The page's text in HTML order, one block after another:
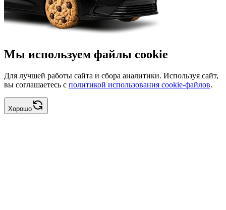
Мы используем файлы cookie
Для лучшей работы сайта и сбора аналитики. Используя сайт,
вы соглашаетесь с политикой использования cookie-файлов.
Хорошо